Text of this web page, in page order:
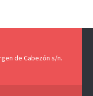
de Cabezón s/n.